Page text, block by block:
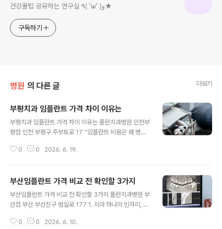
건강꿀팁 공유하는 연구실 ٩( 'ω' )و★
구독하기
병원 의 다른 글 더보기
부평치과 임플란트 가격 차이 이유는
부평치과 임플란트 가격 차이 이유는 플란치과병원 인천부
평점 인천 부평구 주부토로 17 “임플란트 비용은 왜 병원
준으로 치과를 봐야 할까요?” 치아를 잃고 나면 생각보다
에 부담이 쌓이거나 주변 치아 배열이 변하는 경우도 있어
요. 특히 어금니를 오래 방치하면 음식물이 자주 끼고, 씹는
힘의 균형도 흐트러질 수 있어요. 최근에는 인터넷이나 SN
평치과 임플란트 치료는 가격만 보고 결정하기에는 살펴볼
0 0 2026. 6. 19.
부산임플란트 가격 비교 전 확인할 3가지
부산임플란트 가격 비교 전 확인할 3가지 플란치과병원 부
산점 부산 부산진구 범일로 177 1. 치아 하나의 빈자리, 생
를 하나 잃은 뒤에도 특별한 불편이 없어 치료를 미루는 분
0 0 2026. 6. 10.